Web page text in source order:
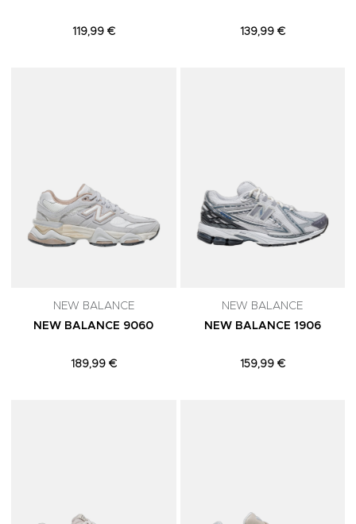
119,99 € 139,99 €
NEW BALANCE
NEW BALANCE 9060
189,99 €
NEW BALANCE
NEW BALANCE 1906
159,99 €